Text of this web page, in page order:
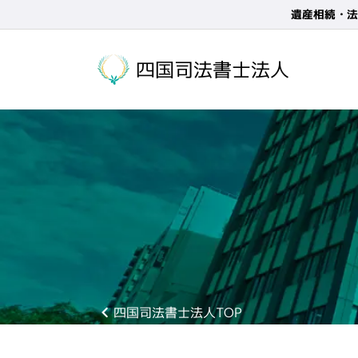
遺産相続・
四国司法書士法人
四国司法書士法人TOP